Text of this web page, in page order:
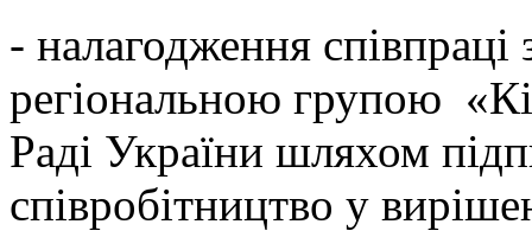
- налагодження
регіональною групою
Раді України шляхом
співробітництво у